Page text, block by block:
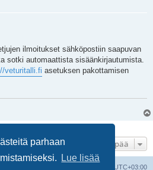
parhaan
Lue lisää
ilmoitukset sähköpostiin saapuvan
sotki automaattista sisäänkirjautumista.
veturitalli.fi asetuksen pakottamisen
Hyppää
UTC+03:00